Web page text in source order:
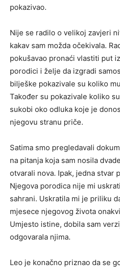
pokazivao.
Nije se radilo o velikoj zavjeri
kakav sam možda očekivala.
pokušavao pronaći vlastiti put
porodici i želje da izgradi
bilješke pokazivale su koliko
Također su pokazivale koliko
sukobi oko odluka koje je
njegovu stranu priče.
Satima smo pregledavali
na pitanja koja sam nosila
otvarali nova. Ipak, jedna stvar
Njegova porodica nije mi
sahrani. Uskratila mi je priliku
mjesece njegovog života
Umjesto istine, dobila sam
odgovarala njima.
Leo je konačno priznao da se